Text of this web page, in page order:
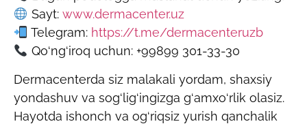
Sayt: www.dermacenter.uz
Telegram: https://t.me/dermacenteruzb
Qo‘ng‘iroq uchun: +99899 301-33-30
Dermacenterda siz malakali yordam, shaxsiy
yondashuv va sog‘lig‘ingizga g‘amxo‘rlik olasiz.
Hayotda ishonch va og‘riqsiz yurish qanchalik